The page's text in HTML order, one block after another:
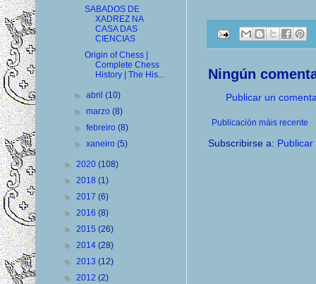
Ningún
Publicar un
Publicación máis recente
Subscribirse a:
SABADOS DE
XADREZ NA
CASA DAS
CIENCIAS
Origin of Chess |
Complete Chess
History | The His...
►abril(10)
►marzo(8)
►febreiro(8)
►xaneiro(5)
► 2020 (108)
► 2018 (1)
► 2017 (6)
► 2016 (8)
► 2015 (26)
► 2014 (28)
► 2013 (12)
► 2012 (2)